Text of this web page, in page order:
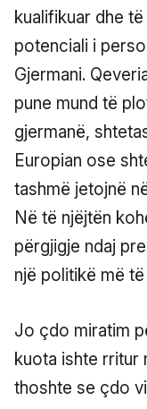
kualifikuar dhe
potenciali i
Gjermani.
pune mund të
gjermanë,
Europian ose
tashmë jetojnë
Në të njëjtën
përgjigje ndaj
një politikë më
Jo çdo miratim
kuota ishte
thoshte se çdo